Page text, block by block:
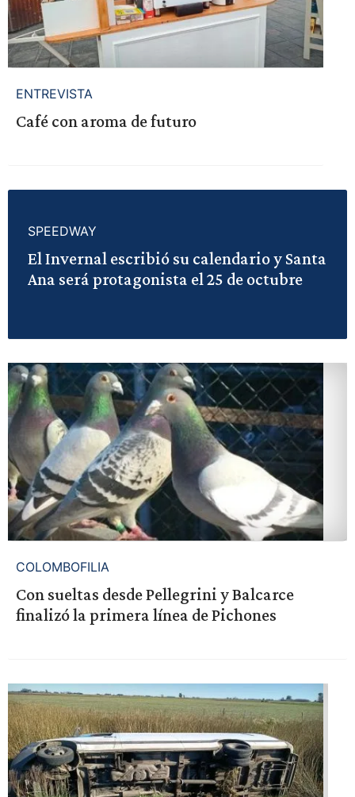
ENTREVISTA
Café con aroma de futuro
SPEEDWAY
El Invernal escribió su calendario y Santa
Ana será protagonista el 25 de octubre
COLOMBOFILIA
Con sueltas desde Pellegrini y Balcarce
finalizó la primera línea de Pichones